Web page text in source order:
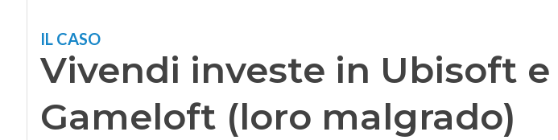
IL CASO
Vivendi investe in Ubisoft e
Gameloft (loro malgrado)